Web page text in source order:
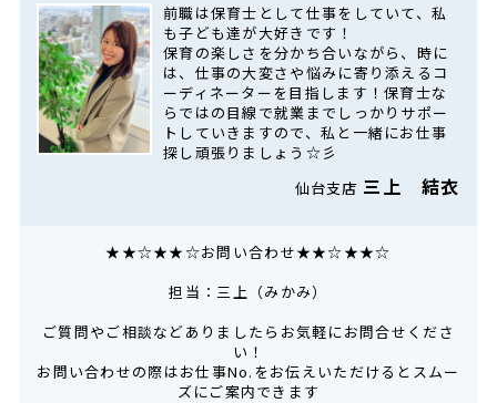
前職は保育士として仕事をしていて、私
も子ども達が大好きです！
保育の楽しさを分かち合いながら、時に
は、仕事の大変さや悩みに寄り添えるコ
ーディネーターを目指します！保育士な
らではの目線で就業までしっかりサポー
トしていきますので、私と一緒にお仕事
探し頑張りましょう☆彡
仙台支店 三上 結衣
★★☆★★☆お問い合わせ★★☆★★☆
担当：三上（みかみ）
ご質問やご相談などありましたらお気軽にお問合せくださ
い！
お問い合わせの際はお仕事No.をお伝えいただけるとスムー
ズにご案内できます